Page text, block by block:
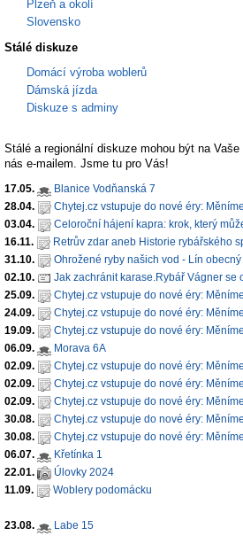
Plzeň a okolí
Slovensko
Stálé diskuze
Domácí výroba woblerů
Dámská jízda
Diskuze s adminy
Stálé a regionální diskuze mohou být na
nás e-mailem. Jsme tu pro Vás!
17.05.
Blanice Vodňanská 7
28.04.
Chytej.cz vstupuje do nové éry:
03.04.
Celoroční hájení kapra: krok, který
16.11.
Retrův zdar aneb Historie rybářského
31.10.
Ohrožené ryby našich vod - Lín obecný
02.10.
Jak zachránit karase.Rybář Vágner se
25.09.
Chytej.cz vstupuje do nové éry:
24.09.
Chytej.cz vstupuje do nové éry:
19.09.
Chytej.cz vstupuje do nové éry:
06.09.
Morava 6A
02.09.
Chytej.cz vstupuje do nové éry:
02.09.
Chytej.cz vstupuje do nové éry:
02.09.
Chytej.cz vstupuje do nové éry:
30.08.
Chytej.cz vstupuje do nové éry:
30.08.
Chytej.cz vstupuje do nové éry:
06.07.
Křetínka 1
22.01.
Úlovky 2024
11.09.
Woblery podomácku
23.08.
Labe 15